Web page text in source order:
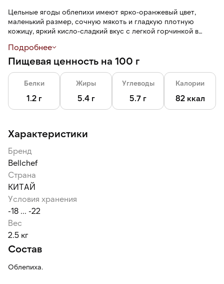
Цельные ягоды облепихи имеют ярко-оранжевый цвет,
маленький размер, сочную мякоть и гладкую плотную
кожицу, яркий кисло-сладкий вкус с легкой горчинкой в
Шоковая заморозка — технология быстрой заморозки,
которая помогает сохранить питательный свойства и
рассыпчатость.
Подробнее
Пищевая ценность на 100 г
Белки
1.2 г
Жиры
5.4 г
Углеводы
5.7 г
Калории
82 ккал
Характеристики
Бренд
Bellсhef
Страна
КИТАЙ
Условия хранения
-18 ... -22
Вес
2.5 кг
Состав
Облепиха.